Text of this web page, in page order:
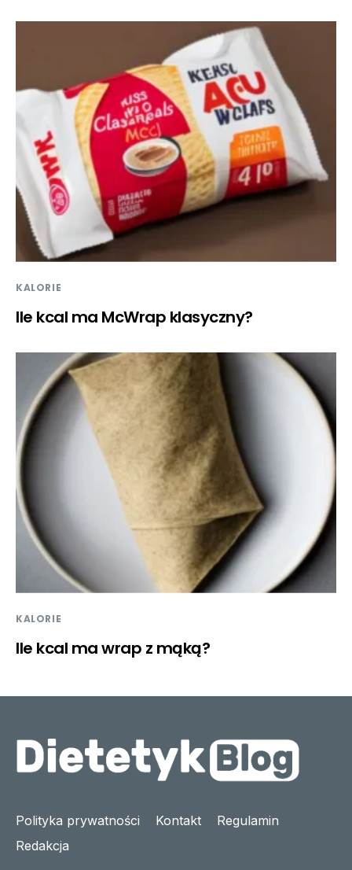
KALORIE
Ile kcal ma McWrap klasyczny?
KALORIE
Ile kcal ma wrap z mąką?
Polityka prywatności Kontakt
Regulamin
Redakcja